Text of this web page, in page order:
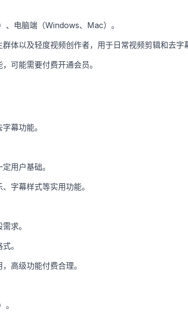
、电脑端（Windows、Mac）。
群体以及轻度视频创作者，用于日常视频剪辑和去字
可能需要付费开通会员。
幕功能。
用户基础。
字幕样式等实用功能。
求。
。
高级功能付费合理。